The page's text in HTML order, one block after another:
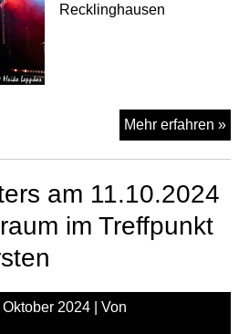
Recklinghausen
Mehr erfahren »
am 11.10.2024
im Treffpunkt
Oktober 2024 | Von